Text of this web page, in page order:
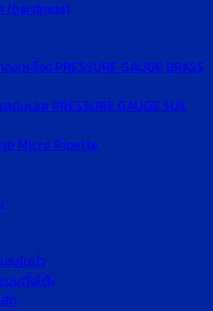
เหลือง PRESSURE GAUGE BRASS
นเลส PRESSURE GAUGE SUS
ย Micro Pipette
นในน้ำ
บตั้งโต๊ะ
ก